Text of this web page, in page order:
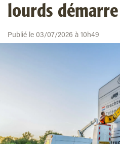
lourds démarre
Publié le 03/07/2026 à 10h49